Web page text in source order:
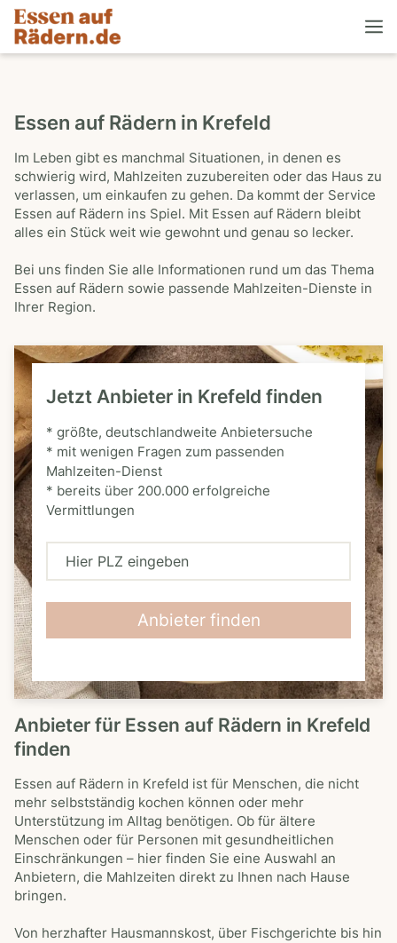
Essen auf Rädern in Krefeld
Im Leben gibt es manchmal Situationen, in denen es
schwierig wird, Mahlzeiten zuzubereiten oder das Haus zu
verlassen, um einkaufen zu gehen. Da kommt der Service
Essen auf Rädern ins Spiel. Mit Essen auf Rädern bleibt
alles ein Stück weit wie gewohnt und genau so lecker.
Bei uns finden Sie alle Informationen rund um das Thema
Essen auf Rädern sowie passende Mahlzeiten-Dienste in
Ihrer Region.
Jetzt Anbieter in Krefeld finden
* größte, deutschlandweite Anbietersuche
* mit wenigen Fragen zum passenden
Mahlzeiten-Dienst
* bereits über 200.000 erfolgreiche
Vermittlungen
H
L
Z
e
n
g
e
b
e
n
Anbieter finden
Anbieter für Essen auf Rädern in Krefeld
finden
Essen auf Rädern in Krefeld ist für Menschen, die nicht
mehr selbstständig kochen können oder mehr
Unterstützung im Alltag benötigen. Ob für ältere
Menschen oder für Personen mit gesundheitlichen
Einschränkungen – hier finden Sie eine Auswahl an
Anbietern, die Mahlzeiten direkt zu Ihnen nach Hause
bringen.
Von herzhafter Hausmannskost, über Fischgerichte bis hin